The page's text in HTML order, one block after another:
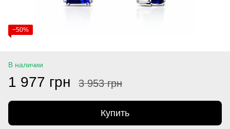
−50%
В наличии
1 977 грн 3 953 грн
Купить